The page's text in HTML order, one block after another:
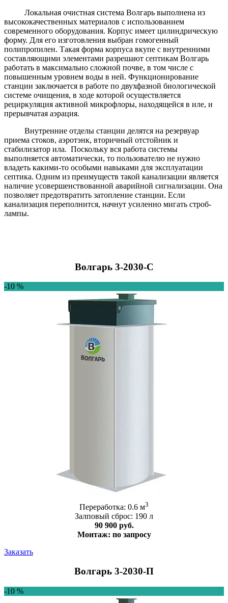
Локальная очистная система Волгарь выполнена из
высококачественных материалов с использованием
современного оборудования. Корпус имеет цилиндрическую
форму. Для его изготовления выбран гомогенный
полипропилен. Такая форма корпуса вкупе с внутренними
составляющими элементами разрешают септикам Волгарь
работать в максимально сложной почве, в том числе с
повышенным уровнем воды в ней. Функционирование
станции заключается в работе по двухфазной биологической
системе очищения, в ходе которой осуществляется
рециркуляция активной микрофлоры, находящейся в иле, и
прерывчатая аэрация.
Внутренние отделы станции делятся на резервуар
приема стоков, аэротэнк, вторичный отстойник и
стабилизатор ила. Поскольку вся работа системы
выполняется автоматически, то пользователю не нужно
владеть какими-то особыми навыками для эксплуатации
септика. Одним из преимуществ такой канализации является
наличие усовершенствованной аварийной сигнализации. Она
позволяет предотвратить затопление станции. Если
канализация переполнится, начнут усиленно мигать строб-
лампы.
Волгарь 3-2030-C
-10 %
Переработка: 0.6 м3
Залповый сброс: 190 л
90 900 руб.
Монтаж: по запросу
Заказать
Волгарь 3-2030-П
-10 %